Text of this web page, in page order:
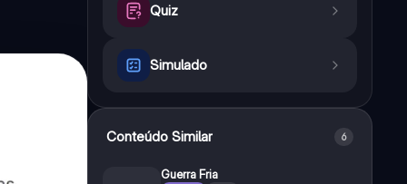
Quiz
Simulado
Conteúdo Similar 6
Guerra Fria